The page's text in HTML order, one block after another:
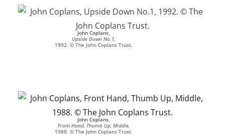
John Coplans,
Upside Down No.1,
1992. © The John Coplans Trust.
John Coplans,
Front Hand, Thumb Up, Middle,
1988. © The John Coplans Trust.